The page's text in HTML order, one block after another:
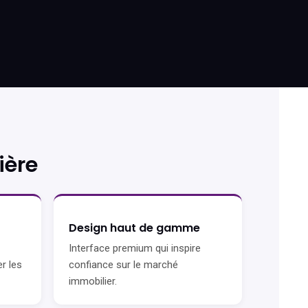
les
Design haut de gamme
Interface premium qui inspire
confiance sur le marché
immobilier.